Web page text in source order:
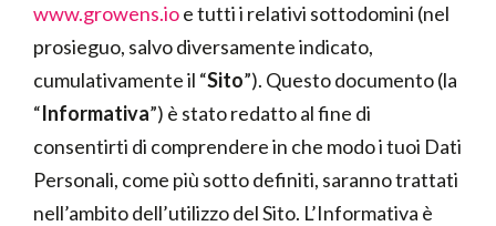
www.growens.ioe tutti i relativi sottodomini (nel
prosieguo, salvo diversamente indicato,
cumulativamente il “Sito”). Questo documento (la
“Informativa”) è stato redatto al fine di
consentirti di comprendere in che modo i tuoi Dati
Personali, come più sotto definiti, saranno trattati
nell’ambito dell’utilizzo del Sito. L’Informativa è